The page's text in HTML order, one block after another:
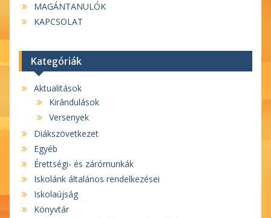
MAGÁNTANULÓK
KAPCSOLAT
Kategóriák
Aktualitások
Kirándulások
Versenyek
Diákszövetkezet
Egyéb
Érettségi- és zárómunkák
Iskolánk általános rendelkezései
Iskolaújság
Könyvtár